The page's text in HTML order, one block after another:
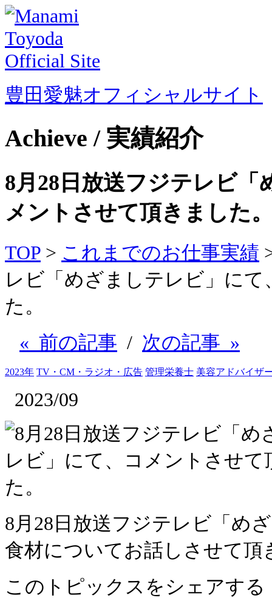
豊田愛魅オフィシャルサイト
Achieve / 実績紹介
8月28日放送フジテレビ
メントさせて頂きました
TOP > これまでのお仕事実績
レビ「めざましテレビ」に
た。
« 前の記事 / 次の記事 »
2023年 TV・CM・ラジオ・広告 管理栄養士 美容アドバイザ
2023/09
8月28日放送フジテレビ「め
食材についてお話しさせて頂
このトピックスをシェアする